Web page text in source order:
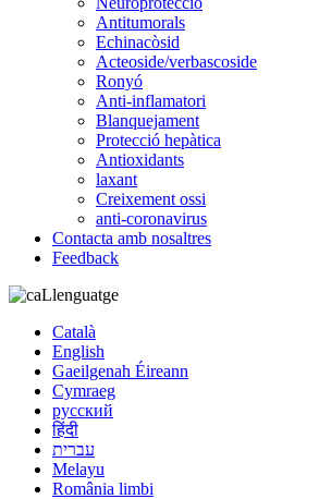
Antitumorals
Echinacòsid
Acteoside/verbascoside
Ronyó
Anti-inflamatori
Blanquejament
Protecció hepàtica
Antioxidants
laxant
Creixement ossi
anti-coronavirus
Contacta amb nosaltres
Feedback
Llenguatge
Català
English
Gaeilgenah Éireann
Cymraeg
русский
हिंदी
עברית
Melayu
România limbi